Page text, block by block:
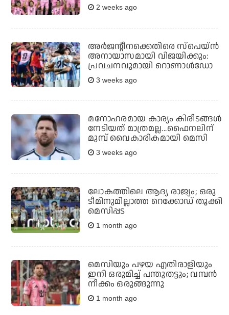
2 weeks ago
അര്‍ജന്റീനക്കെതിരെ സ്പെയ്ന്‍
അനായാസമായി വിജയിക്കും:
പ്രവചനവുമായി റൊണാള്‍ഡോ
3 weeks ago
മനോഹരമായ കാര്യം കിരീടങ്ങള്‍
നേടിയത് മാത്രമല്ല...ഫൈനലിന്
മുമ്പ് വൈകാരികമായി മെസി
3 weeks ago
ലോകത്തിലെ ആദ്യ രാജ്യം; ഒരു
ടീമിനുമില്ലാത്ത റെക്കോഡ് തൂക്കി
മെസിപ്പട
1 month ago
മെസിയും പഴയ എതിരാളിയും
ഇനി ഒരുമിച്ച് പന്തുതട്ടും; വമ്പന്‍
നീക്കം ഒരുങ്ങുന്നു
1 month ago